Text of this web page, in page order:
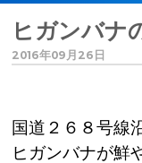
ヒガンバナ
2016年09月26日
国道２６８号線
ヒガンバナが鮮